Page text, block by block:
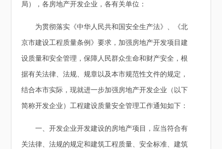
局），各房地产开发企业，各有关单位：
为贯彻落实《中华人民共和国安全生产法》、《北
京市建设工程质量条例》要求，加强房地产开发项目建
设质量和安全管理，保障人民群众生命和财产安全，根
据有关法律、法规、规章以及本市规范性文件的规定，
结合本市实际，现就进一步加强房地产开发企业（以下
简称开发企业）工程建设质量安全管理工作通知如下：
一、开发企业开发建设的房地产项目，应当符合有
关法律、法规的规定和建筑工程质量、安全标准、建筑